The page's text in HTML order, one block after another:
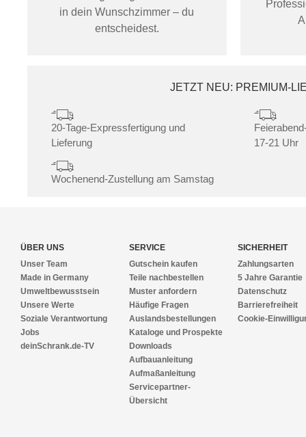
in dein Wunschzimmer – du
entscheidest.
JETZT NEU: PREMIUM-
20-Tage-Expressfertigung und
Lieferung
17-21 Uhr
Wochenend-Zustellung am Samstag
ÜBER UNS
Unser Team
Made in Germany
Umweltbewusstsein
Unsere Werte
Soziale Verantwortung
Jobs
deinSchrank.de-TV
SERVICE
Gutschein kaufen
Teile nachbestellen
Muster anfordern
Häufige Fragen
Auslandsbestellungen
Kataloge und Prospekte
Downloads
Aufbauanleitung
Aufmaßanleitung
Servicepartner-
Übersicht
SICHERHEIT
Zahlungsarten
5 Jahre Garantie
Datenschutz
Barrierefreiheit
Cookie-